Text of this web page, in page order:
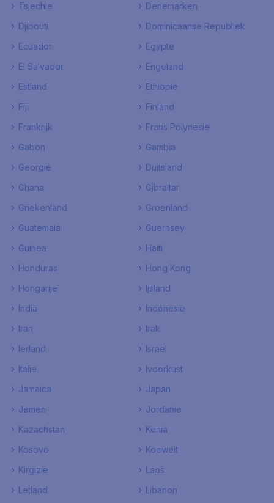
Tsjechie
Denemarken
Djibouti
Dominicaanse Republiek
Ecuador
Egypte
El Salvador
Engeland
Estland
Ethiopie
Fiji
Finland
Frankrijk
Frans Polynesie
Gabon
Gambia
Georgie
Duitsland
Ghana
Gibraltar
Griekenland
Groenland
Guatemala
Guernsey
Guinea
Haiti
Honduras
Hong Kong
Hongarije
Ijsland
India
Indonesie
Iran
Irak
Ierland
Israel
Italie
Ivoorkust
Jamaica
Japan
Jemen
Jordanie
Kazachstan
Kenia
Kosovo
Koeweit
Kirgizie
Laos
Letland
Libanon